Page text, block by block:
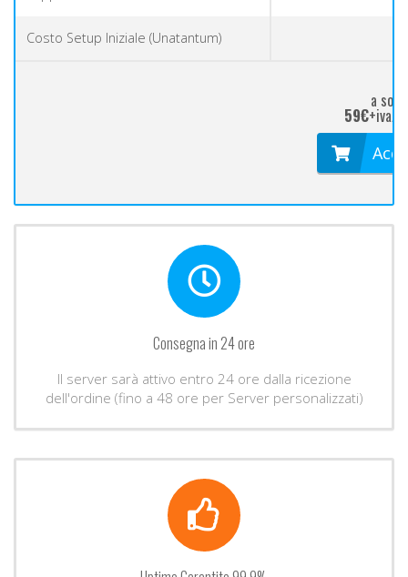
Costo Setup Iniziale (Unatantum)
a soli
59€+iva/
Consegna in 24 ore
Il server sarà attivo entro 24 ore dalla ricezione
dell'ordine (fino a 48 ore per Server personalizzati)